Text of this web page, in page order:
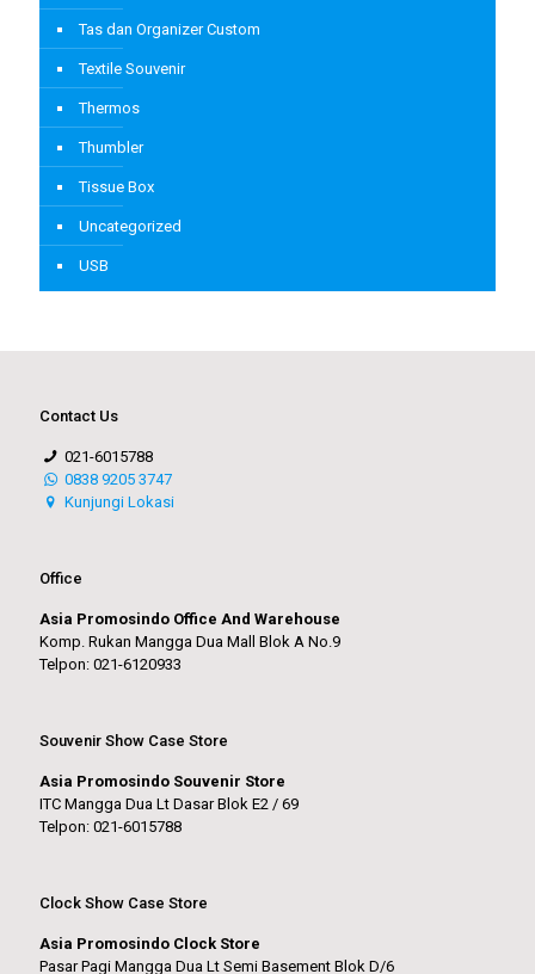
Tas dan Organizer Custom
Textile Souvenir
Thermos
Thumbler
Tissue Box
Uncategorized
USB
Contact Us
021-6015788
0838 9205 3747
Kunjungi Lokasi
Office
Asia Promosindo Office And Warehouse
Komp. Rukan Mangga Dua Mall Blok A No.9
Telpon: 021-6120933
Souvenir Show Case Store
Asia Promosindo Souvenir Store
ITC Mangga Dua Lt Dasar Blok E2 / 69
Telpon: 021-6015788
Clock Show Case Store
Asia Promosindo Clock Store
Pasar Pagi Mangga Dua Lt Semi Basement Blok D/6